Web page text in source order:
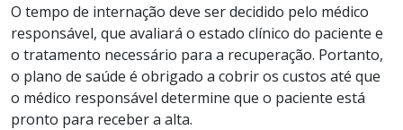
O tempo de internação deve ser decidido pelo médico
responsável, que avaliará o estado clínico do paciente e
o tratamento necessário para a recuperação. Portanto,
o plano de saúde é obrigado a cobrir os custos até que
o médico responsável determine que o paciente está
pronto para receber a alta.